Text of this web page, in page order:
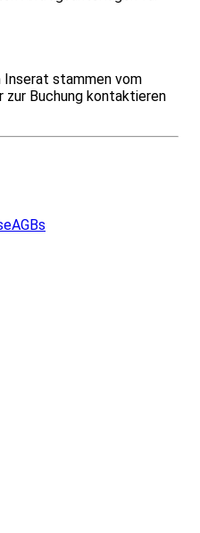
Inserat stammen vom
zur Buchung kontaktieren
AGBs